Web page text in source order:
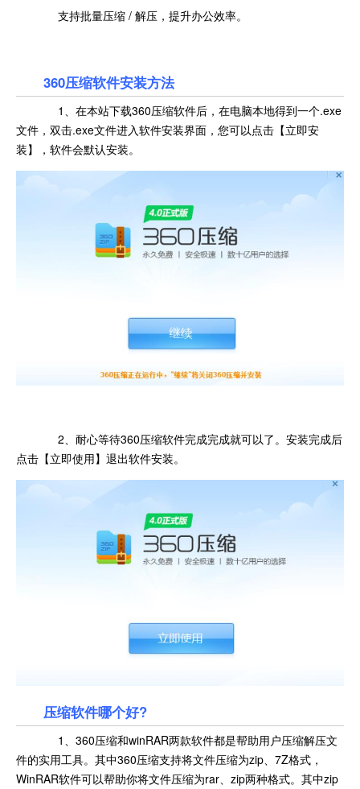
支持批量压缩 / 解压，提升办公效率。
360压缩软件安装方法
1、在本站下载360压缩软件后，在电脑本地得到一个.exe
文件，双击.exe文件进入软件安装界面，您可以点击【立即安
装】，软件会默认安装。
2、耐心等待360压缩软件完成完成就可以了。安装完成后
点击【立即使用】退出软件安装。
压缩软件哪个好?
1、360压缩和winRAR两款软件都是帮助用户压缩解压文
件的实用工具。其中360压缩支持将文件压缩为zip、7Z格式，
WinRAR软件可以帮助你将文件压缩为rar、zip两种格式。其中zip